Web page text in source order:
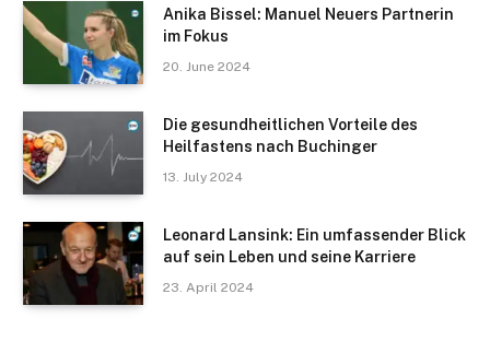
Anika Bissel: Manuel Neuers Partnerin
im Fokus
20. June 2024
Die gesundheitlichen Vorteile des
Heilfastens nach Buchinger
13. July 2024
Leonard Lansink: Ein umfassender Blick
auf sein Leben und seine Karriere
23. April 2024